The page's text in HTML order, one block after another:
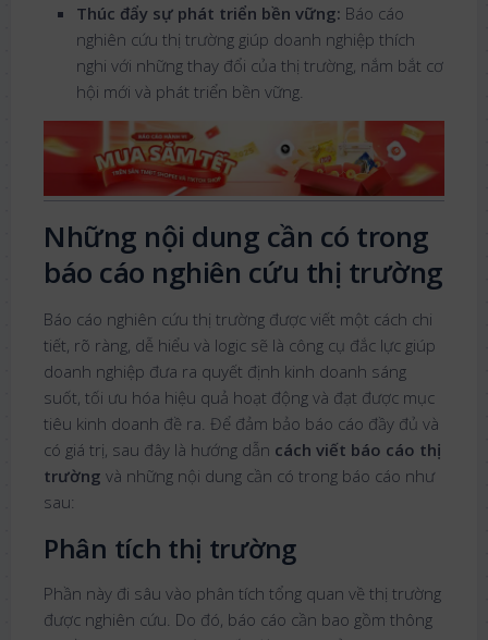
Thúc đẩy sự phát triển bền vững: Báo cáo
nghiên cứu thị trường giúp doanh nghiệp thích
nghi với những thay đổi của thị trường, nắm bắt cơ
hội mới và phát triển bền vững.
Những nội dung cần có trong
báo cáo nghiên cứu thị trường
Báo cáo nghiên cứu thị trường được viết một cách chi
tiết, rõ ràng, dễ hiểu và logic sẽ là công cụ đắc lực giúp
doanh nghiệp đưa ra quyết định kinh doanh sáng
suốt, tối ưu hóa hiệu quả hoạt động và đạt được mục
tiêu kinh doanh đề ra. Để đảm bảo báo cáo đầy đủ và
có giá trị, sau đây là hướng dẫn cách viết báo cáo thị
trường và những nội dung cần có trong báo cáo như
sau:
Phân tích thị trường
Phần này đi sâu vào phân tích tổng quan về thị trường
được nghiên cứu. Do đó, báo cáo cần bao gồm thông